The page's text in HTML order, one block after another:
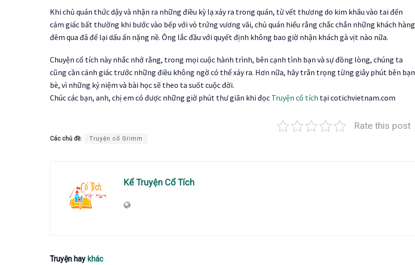
Khi chủ quán thức dậy và nhận ra những điều kỳ lạ xảy ra trong quán, từ vết thương do kim khâu vào tai đến
cảm giác bất thường khi bước vào bếp với vỏ trứng vương vãi, chủ quán hiểu rằng chắc chắn những khách hàng
đêm qua đã để lại dấu ấn nặng nề. Ông lắc đầu với quyết định không bao giờ nhận khách gà vịt nào nữa.
Chuyện cổ tích này nhắc nhở rằng, trong mọi cuộc hành trình, bên cạnh tình bạn và sự đồng lòng, chúng ta
cũng cần cảnh giác trước những điều không ngờ có thể xảy ra. Hơn nữa, hãy trân trọng từng giây phút bên bạn
bè, vì những kỷ niệm và bài học sẽ theo ta suốt cuộc đời.
Chúc các bạn, anh, chị em có được những giờ phút thư giãn khi đọc Truyện cổ tích tại cotichvietnam.com
Rate this post
Các chủ đề: Truyện cổ Grimm
Kể Truyện Cổ Tích
Truyện hay khác